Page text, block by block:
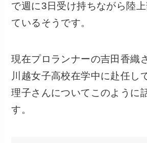
で週に3日受け持ちながら陸
ているそうです。
現在プロランナーの吉田香織
川越女子高校在学中に赴任し
理子さんについてこのように
す。